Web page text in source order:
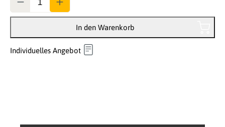
In den Warenkorb
Individuelles Angebot